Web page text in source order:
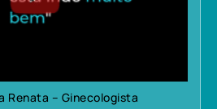
Renata – Ginecologista